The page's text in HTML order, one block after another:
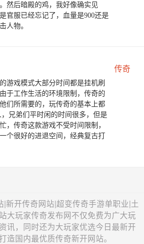
然后暗殿的鸡，我好像确实见
官服已经忘记了，血量是900还是
人物。
传奇
游戏模式大部分时间都是挂机刷
于工作生活的环境限制，传奇的
们所需要的，玩传奇的基本上都
，兄弟们平时闲的时间很多，但是
，传奇这款游戏不受时间限制，
个很好的进退空间，经典复古打
|新开传奇网站|超变传奇手游单职业|土
大玩家传奇发布网不仅免费为广大玩
讯，同时还为大玩家优选今日最新开
造国内最优质传奇新开网站。